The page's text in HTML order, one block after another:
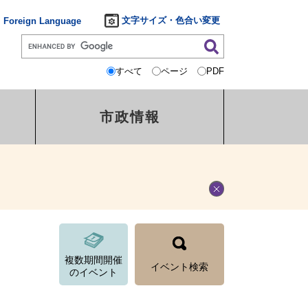
Foreign Language 文字サイズ・色合い変更
すべて ページ PDF
市政情報
複数期間開催
のイベント
イベント検索